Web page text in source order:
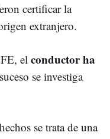
certificar la
extranjero.
el conductor ha
se investiga
se trata de una